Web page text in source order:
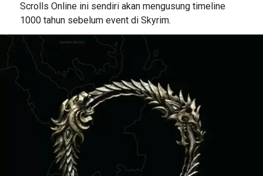
Scrolls Online ini sendiri akan mengusung timeline
1000 tahun sebelum event di Skyrim.